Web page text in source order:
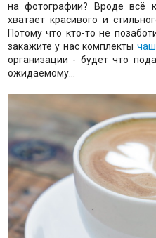
на фотографии? Вроде всё
хватает красивого и
Потому что кто-то не
закажите у нас комплекты
организации - будет что
ожидаемому...